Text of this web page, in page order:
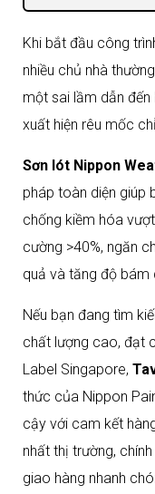
Câu Hỏi
Chính Hãng
Khi bắt đầu công
nhiều chủ nhà
một sai lầm dẫn
xuất hiện rêu mốc
Sơn lót Nippon
pháp toàn diện giúp
chống kiềm hóa
cường >40%, ngăn
quả và tăng độ bám
Nếu bạn đang tìm
chất lượng cao, đạt
Label Singapore,
thức của Nippon
cậy với cam kết
nhất thị trường,
giao hàng nhanh